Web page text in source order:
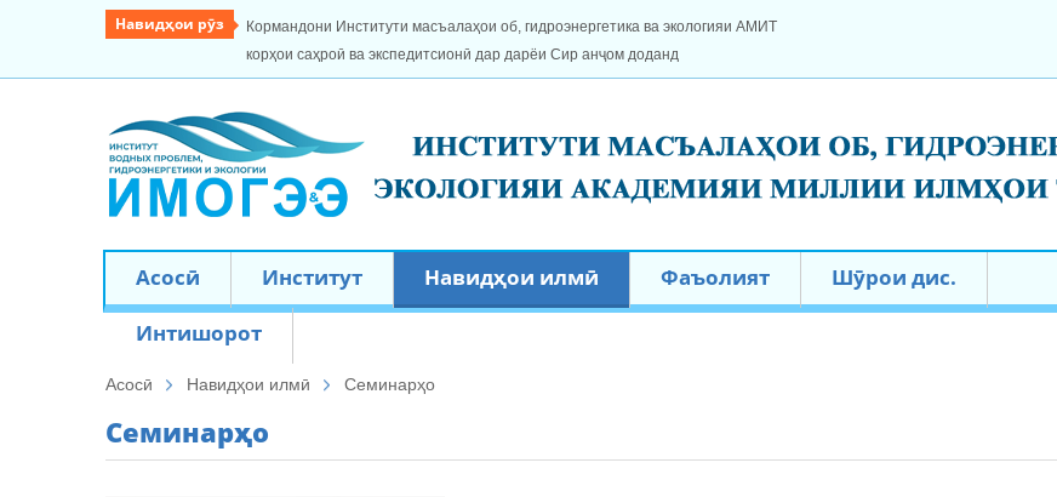
Навидҳои рӯз
Кормандони Институти масъалаҳои об, гидроэнергетика ва экологияи АМИТ
корҳои саҳроӣ ва экспедитсионӣ дар дарёи Сир анҷом доданд
Асосӣ Институт Навидҳои илмӣ Фаъолият
Шӯрои дис.
Интишорот
Асосӣ Навидҳои илмӣ Семинарҳо
Семинарҳо